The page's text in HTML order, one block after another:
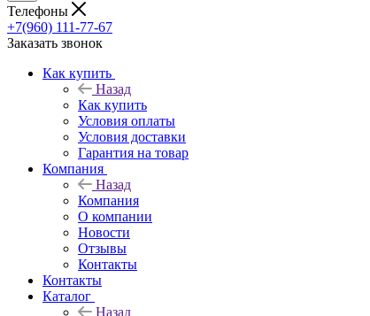
Телефоны
+7(960) 111-77-67
Заказать звонок
Как купить
Назад
Как купить
Условия оплаты
Условия доставки
Гарантия на товар
Компания
Назад
Компания
О компании
Новости
Отзывы
Контакты
Контакты
Каталог
Назад